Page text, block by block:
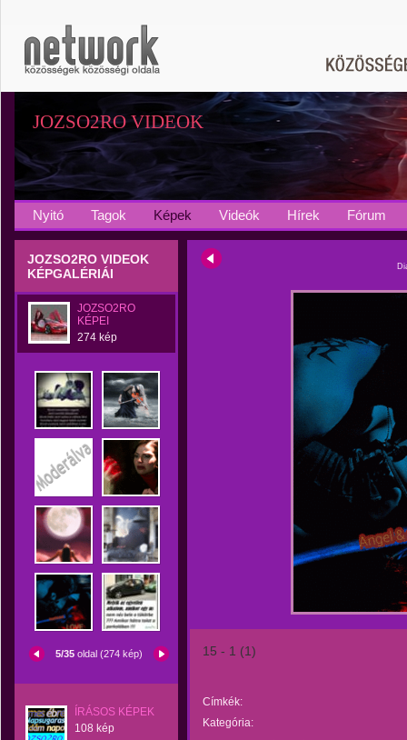
JOZSO2RO VIDEOK
Nyitó Tagok Képek Videók Hírek Fórum
JOZSO2RO VIDEOK
KÉPGALÉRIÁI
JOZSO2RO
KÉPEI
274 kép
5/35 oldal (274 kép)
ÍRÁSOS KÉPEK
108 kép
15 - 1 (1)
Címkék:
Kategória: